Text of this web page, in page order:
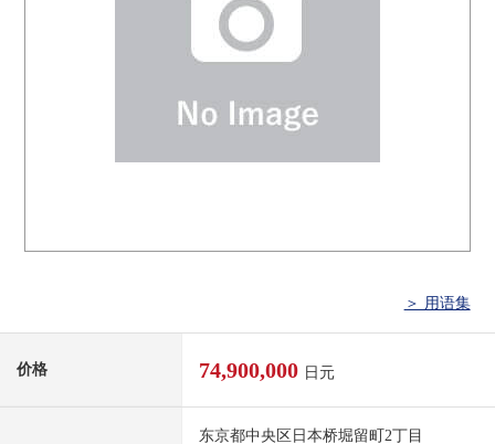
＞ 用语集
价格 74,900,000 日元
东京都中央区日本桥堀留町2丁目